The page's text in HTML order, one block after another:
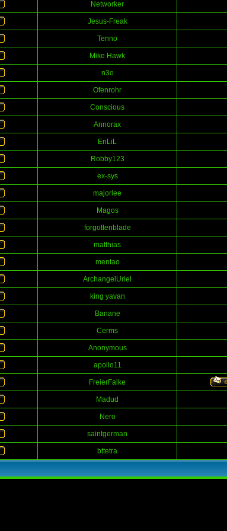
Networker
Jesus-Freak
Tenno
Mike Hawk
n3o
Ofenrohr
Conscious
Annorax
EnLiL
Robby123
ex-sys
majorlee
Magos
forgottenblade
matthias
mentao
ArchangelUriel
king yavan
Banane
Cerms
Anonymous
apollo11
FreierFalke
Madud
Nero
saintgerman
bttetra